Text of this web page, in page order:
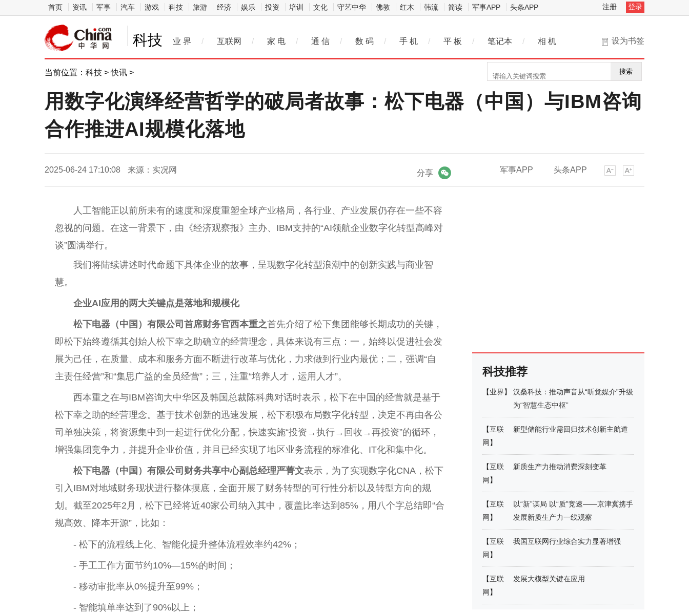
首页 资讯 军事 汽车 游戏 科技 旅游 经济 娱乐 投资 培训 文化 守艺中华 佛教 红木 韩流 简读 军事APP 头条APP 注册 登录
科技 设为书签
业 界 / 互联网 / 家 电 / 通 信 / 数 码 / 手 机 / 平 板 / 笔记本 / 相 机
当前位置： 科技 >快讯 > 搜索
用数字化演绎经营哲学的破局者故事：松下电器（中国）与IBM咨询
合作推进AI规模化落地
2025-06-24 17:10:08 来源：实况网 军事APP 头条APP
分享
人工智能正以前所未有的速度和深度重塑全球产业格局，各行业、产业发展仍存在一些不容
忽视的问题。在这一背景下，由《经济观察报》主办、IBM支持的“AI领航企业数字化转型高峰对
谈”圆满举行。
我们将陆续讲述时代命题下具体企业的故事，呈现数字化转型浪潮中的创新实践与商业智
慧。
企业AI应用的两大关键点是落地和规模化
松下电器（中国）有限公司首席财务官西本重之首先介绍了松下集团能够长期成功的关键，
即松下始终遵循其创始人松下幸之助确立的经营理念，具体来说有三点：一，始终以促进社会发
展为己任，在质量、成本和服务方面不断进行改革与优化，力求做到行业内最优；二，强调“自
主责任经营”和“集思广益的全员经营”；三，注重“培养人才，运用人才”。
西本重之在与IBM咨询大中华区及韩国总裁陈科典对话时表示，松下在中国的经营就是基于
松下幸之助的经营理念。基于技术创新的迅速发展，松下积极布局数字化转型，决定不再由各公
司单独决策，将资源集中到一起进行优化分配，快速实施“投资→执行→回收→再投资”的循环，
增强集团竞争力，并提升企业价值，并且已经实现了地区业务流程的标准化、IT化和集中化。
松下电器（中国）有限公司财务共享中心副总经理严菁文表示，为了实现数字化CNA，松下
引入IBM对地域财务现状进行整体摸底，全面开展了财务转型的可行性分析以及转型方向的规
划。截至2025年2月，松下已经将近40家公司纳入其中，覆盖比率达到85%，用八个字总结即“合
规高效、降本开源”，比如：
- 松下的流程线上化、智能化提升整体流程效率约42%；
- 手工工作方面节约10%—15%的时间；
- 移动审批率从0%提升至99%；
- 智能填单率达到了90%以上；
科技推荐
【业界】
汉桑科技：推动声音从“听觉媒介”升级
为“智慧生态中枢”
【互联
网 】
新型储能行业需回归技术创新主航道
【互联
网 】
新质生产力推动消费深刻变革
【互联
网 】
以“新”谋局 以“质”竞速——京津冀携手
发展新质生产力一线观察
【互联
网 】
我国互联网行业综合实力显著增强
【互联
网 】
发展大模型关键在应用